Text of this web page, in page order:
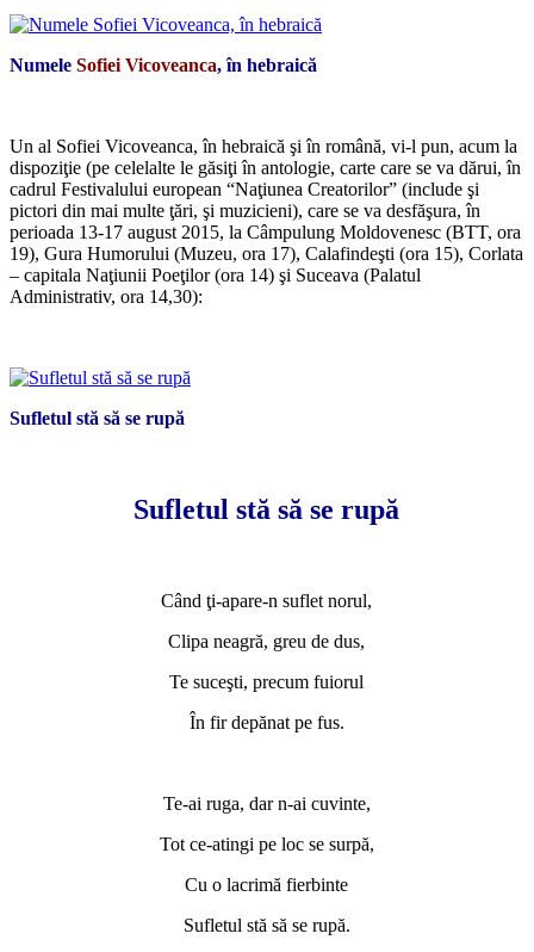
Numele Sofiei Vicoveanca, în hebraică
Un al Sofiei Vicoveanca, în hebraică şi în română, vi-l pun, acum la
dispoziţie (pe celelalte le găsiţi în antologie, carte care se va dărui, în
cadrul Festivalului european “Naţiunea Creatorilor” (include şi
pictori din mai multe ţări, şi muzicieni), care se va desfăşura, în
perioada 13-17 august 2015, la Câmpulung Moldovenesc (BTT, ora
19), Gura Humorului (Muzeu, ora 17), Calafindeşti (ora 15), Corlata
– capitala Naţiunii Poeţilor (ora 14) şi Suceava (Palatul
Administrativ, ora 14,30):
Sufletul stă să se rupă
Sufletul stă să se rupă
Când ţi-apare-n suflet norul,
Clipa neagră, greu de dus,
Te suceşti, precum fuiorul
În fir depănat pe fus.
Te-ai ruga, dar n-ai cuvinte,
Tot ce-atingi pe loc se surpă,
Cu o lacrimă fierbinte
Sufletul stă să se rupă.